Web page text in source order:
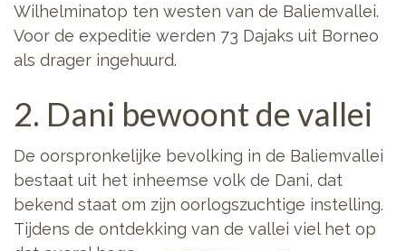
Wilhelminatop ten westen van de Baliemvallei.
Voor de expeditie werden 73 Dajaks uit Borneo
als drager ingehuurd.
2. Dani bewoont de vallei
De oorspronkelijke bevolking in de Baliemvallei
bestaat uit het inheemse volk de Dani, dat
bekend staat om zijn oorlogszuchtige instelling.
Tijdens de ontdekking van de vallei viel het op